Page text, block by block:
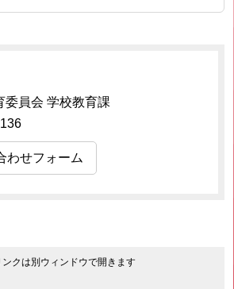
委員会 学校教育課
わせフォーム
クは別ウィンドウで開きます